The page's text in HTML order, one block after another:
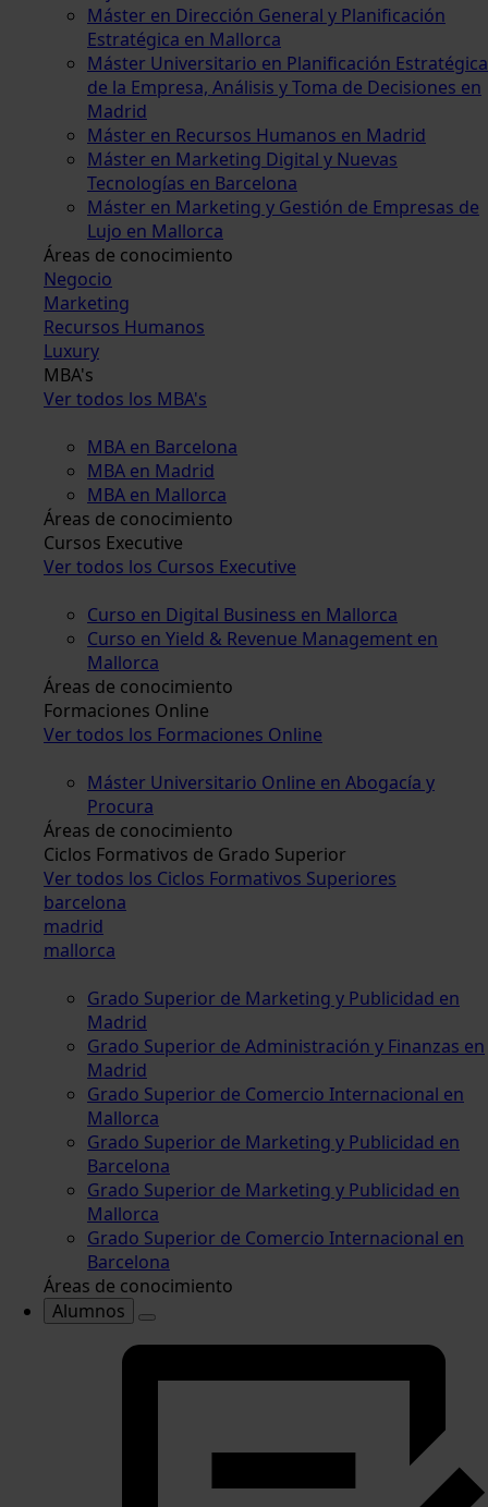
Máster en Dirección General y Planificación
Estratégica en Mallorca
Máster Universitario en Planificación Estratégica
de la Empresa, Análisis y Toma de Decisiones en
Madrid
Máster en Recursos Humanos en Madrid
Máster en Marketing Digital y Nuevas
Tecnologías en Barcelona
Máster en Marketing y Gestión de Empresas de
Lujo en Mallorca
Áreas de conocimiento
Negocio
Marketing
Recursos Humanos
Luxury
MBA's
Ver todos los MBA's
MBA en Barcelona
MBA en Madrid
MBA en Mallorca
Áreas de conocimiento
Cursos Executive
Ver todos los Cursos Executive
Curso en Digital Business en Mallorca
Curso en Yield & Revenue Management en
Mallorca
Áreas de conocimiento
Formaciones Online
Ver todos los Formaciones Online
Máster Universitario Online en Abogacía y
Procura
Áreas de conocimiento
Ciclos Formativos de Grado Superior
Ver todos los Ciclos Formativos Superiores
barcelona
madrid
mallorca
Grado Superior de Marketing y Publicidad en
Madrid
Grado Superior de Administración y Finanzas en
Madrid
Grado Superior de Comercio Internacional en
Mallorca
Grado Superior de Marketing y Publicidad en
Barcelona
Grado Superior de Marketing y Publicidad en
Mallorca
Grado Superior de Comercio Internacional en
Barcelona
Áreas de conocimiento
Alumnos